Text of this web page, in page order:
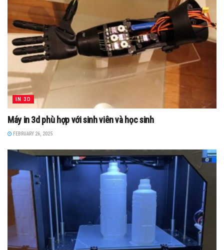
IN 3D
Máy in 3d phù hợp với sinh viên và học sinh
FEBRUARY 26, 2025